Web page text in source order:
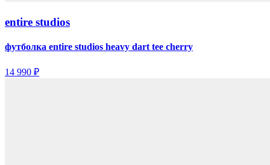
entire studios
футболка entire studios heavy dart tee cherry
14 990 ₽